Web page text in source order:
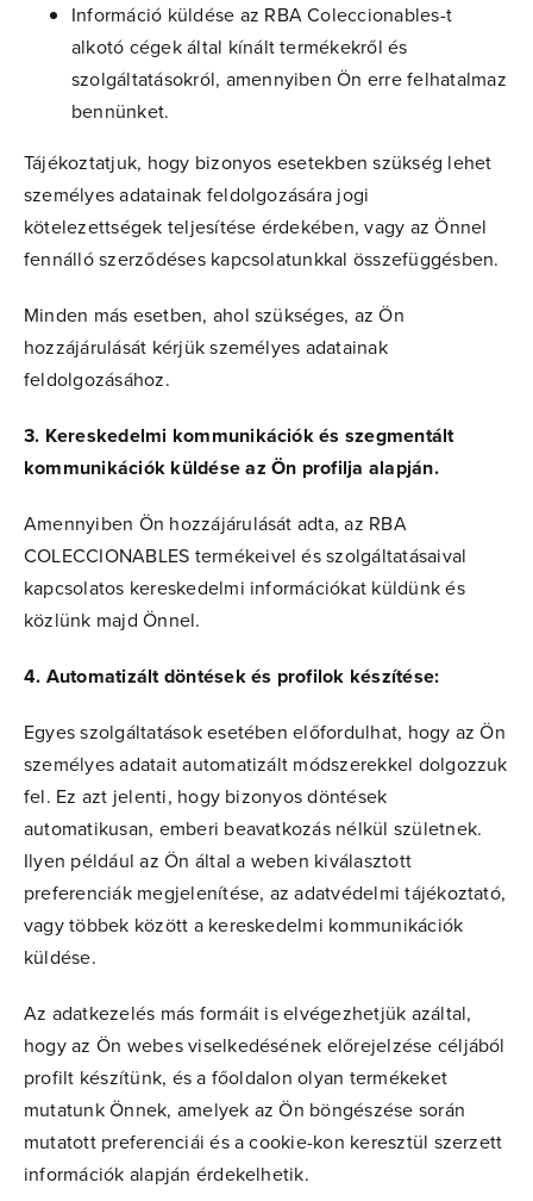
Információ küldése az RBA Coleccionables-t
alkotó cégek által kínált termékekről és
szolgáltatásokról, amennyiben Ön erre felhatalmaz
bennünket.
Tájékoztatjuk, hogy bizonyos esetekben szükség lehet
személyes adatainak feldolgozására jogi
kötelezettségek teljesítése érdekében, vagy az Önnel
fennálló szerződéses kapcsolatunkkal összefüggésben.
Minden más esetben, ahol szükséges, az Ön
hozzájárulását kérjük személyes adatainak
feldolgozásához.
3. Kereskedelmi kommunikációk és szegmentált
kommunikációk küldése az Ön profilja alapján.
Amennyiben Ön hozzájárulását adta, az RBA
COLECCIONABLES termékeivel és szolgáltatásaival
kapcsolatos kereskedelmi információkat küldünk és
közlünk majd Önnel.
4. Automatizált döntések és profilok készítése:
Egyes szolgáltatások esetében előfordulhat, hogy az Ön
személyes adatait automatizált módszerekkel dolgozzuk
fel. Ez azt jelenti, hogy bizonyos döntések
automatikusan, emberi beavatkozás nélkül születnek.
Ilyen például az Ön által a weben kiválasztott
preferenciák megjelenítése, az adatvédelmi tájékoztató,
vagy többek között a kereskedelmi kommunikációk
küldése.
Az adatkezelés más formáit is elvégezhetjük azáltal,
hogy az Ön webes viselkedésének előrejelzése céljából
profilt készítünk, és a főoldalon olyan termékeket
mutatunk Önnek, amelyek az Ön böngészése során
mutatott preferenciái és a cookie-kon keresztül szerzett
információk alapján érdekelhetik.